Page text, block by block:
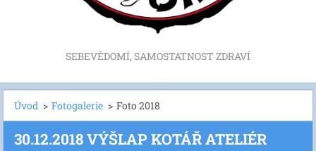
SEBEVĚDOMÍ, SAMOSTATNOST ZDRAVÍ
Úvod > Fotogalerie > Foto 2018
30.12.2018 VÝŠLAP KOTÁŘ ATELIÉR